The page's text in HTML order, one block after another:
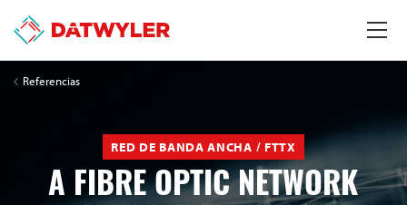
Referencias
RED DE BANDA ANCHA / FTTX
A FIBRE OPTIC NETWORK